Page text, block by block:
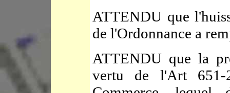
ATTENDU que
de l'Ordonnance a
ATTENDU que la
vertu de l'Art